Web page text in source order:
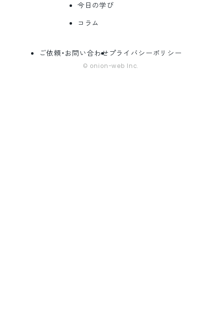
今日の学び
コラム
ご依頼・お問い合わせ プライバシーポリシー
© onion-web Inc.